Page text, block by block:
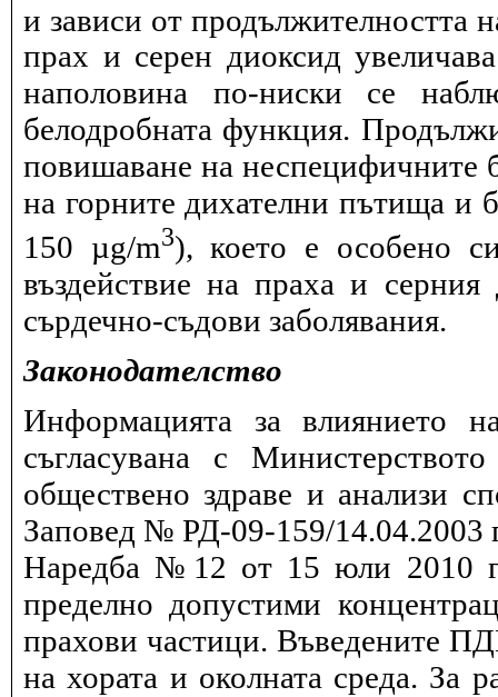
и зависи от продължителността
прах и серен диоксид
наполовина по-ниски се
белодробната функция.
повишаване на неспецифичните
на горните дихателни пътища и
150 µg/m3), което е особено
въздействие на праха и
сърдечно-съдови заболявания.
Законодателство
Информацията за влиянието
съгласувана с
обществено здраве и анализи
Заповед № РД-09-159/14.04.2003
Наредба №12 от 15 юли 2010
пределно допустими
прахови частици. Въведените
на хората и околната среда. За